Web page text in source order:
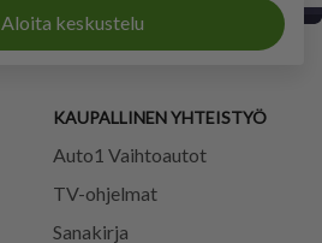
Aloita keskustelu
KAUPALLINEN YHTEISTYÖ
Auto1 Vaihtoautot
TV-ohjelmat
Sanakirja